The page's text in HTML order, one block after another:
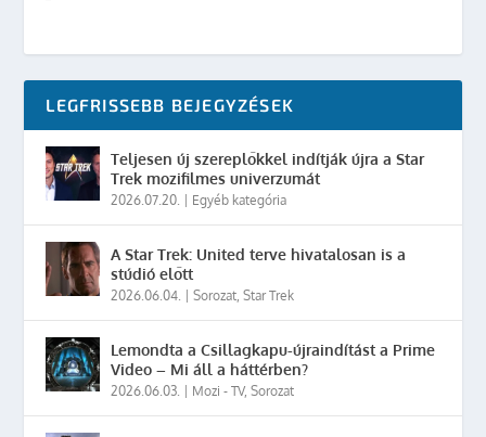
LEGFRISSEBB BEJEGYZÉSEK
Teljesen új szereplőkkel indítják újra a Star
Trek mozifilmes univerzumát
2026.07.20. Egyéb kategória
A Star Trek: United terve hivatalosan is a
stúdió előtt
2026.06.04. |Sorozat,Star Trek
Lemondta a Csillagkapu-újraindítást a Prime
Video – Mi áll a háttérben?
2026.06.03. Mozi - TV,Sorozat